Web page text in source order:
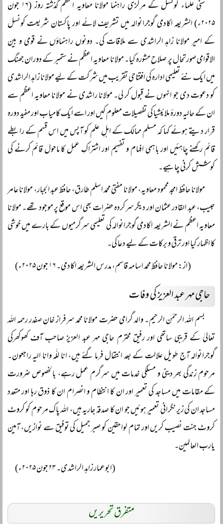
سنی علماء کونسل کے مرکزی راہنما مولانا معاویہ اعظم گذشتہ روز (۱۶ جون
۲۰۲۵ء) الشریعہ اکادمی گوجرانوالہ میں تشریف لائے اور پاکستان شریعت کونسل
کے امیر مولانا زاہد الراشدی سے ملاقات کی۔ دونوں راہنماؤں نے قومی و بین
الاقوامی صورتحال پر صلاح مشورہ کیا۔ مولانا معاویہ اعظم نے ستمبر کے دوران جھنگ
میں ایک نئے تعلیمی ادارہ کی افتتاحی تقریب میں شرکت کے لیے مولانا زاہد الراشدی
کو دعوت دی جو انہوں نے قبول کر لی۔ مولانا راشدی نے مولانا معاویہ اعظم سے
ان کے حالیہ دورۂ ملائیشیا کی تفصیلات معلوم کیں اور اسے ایک کامیاب اور مفید دورہ
قرار دیتے ہوئے کہا کہ مسلم ممالک کے اہلِ علم کو آپس میں اس قسم کے رابطے
قائم رکھنے چاہئیں اور باہمی افہام و تفہیم اور اشتراکِ عمل کا ماحول قائم کرنے کی
کوشش کرنی چاہیے۔
مولانا حافظ امجد محمود معاویہ، مولانا مفتی محمد اسلم طارق، حافظ عبد الجبار، مولانا عامر
حبیب، عبد القادر عثمان اور دیگر سرکردہ حضرات بھی اس موقع پر موجود تھے۔ مولانا
معاویہ اعظم نے الشریعہ اکادمی گوجرانوالہ کی تعلیمی سرگرمیوں کے بارے میں خوشی
کا اظہار کیا اور ترقی و برکات کے لیے دعا کی۔
(از: مولانا حافظ محمد اسامہ قاسم، مدرس الشریعہ اکادمی۔ ۱۶ جون ۲۰۲۵ء)
حاجی مہر عبد العزیز کی وفات
بسم اللہ الرحمٰن الرحیم۔ والد گرامی حضرت مولانا محمد سرفراز خان صفدر رحمہ اللہ
تعالیٰ کے قریبی ساتھی اور رفیق محترم حاجی مہر عبد العزیز صاحب آف کھوکھرکی
گوجرانوالہ آج طویل علالت کے بعد انتقال فرما گئے ہیں، انا للّٰہ وانا الیہ راجعون۔
مرحوم زندگی بھر دینی و مسلکی خدمات میں سرگرم عمل رہے، بالخصوص ضرورت
کے مقامات میں مساجد کی تعمیر اور ان کا انتظام و انصرام ان کا ذوق رہا اور متعدد
مساجد ان کی زیر نگرانی تعمیر ہوئیں جو ان کا صدقہ جاریہ ہیں، اللہ پاک مرحوم کو کروٹ
کروٹ جنت نصیب کریں اور تمام لواحقین کو صبر جمیل کی توفیق سے نوازیں، آمین
یارب العالمین۔
(ابوعمار زاہد الراشدی۔ ۲۳ جون ۲۰۲۵ء)
متفرق تحریریں